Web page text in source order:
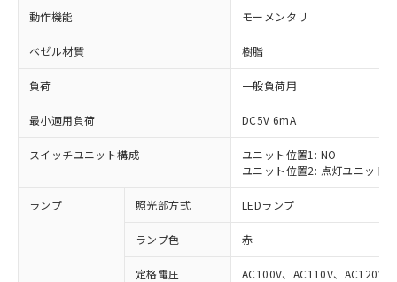
動作機能 モーメンタリ
ベゼル材質 樹脂
負荷 一般負荷用
最小適用負荷 DC5V 6mA
スイッチユニット構成
ユニット位置1: NO
ユニット位置2: 点灯ユニット
ランプ 照光部方式 LEDランプ
ランプ色 赤
定格電圧 AC100V、AC110V、AC120V